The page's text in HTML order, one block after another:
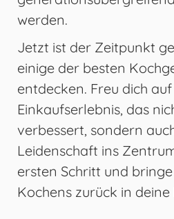
werden.
Jetzt ist der Zeitpunkt
einige der besten
entdecken. Freu dich auf
Einkaufserlebnis, das
verbessert, sondern
Leidenschaft ins
ersten Schritt und
Kochens zurück in deine